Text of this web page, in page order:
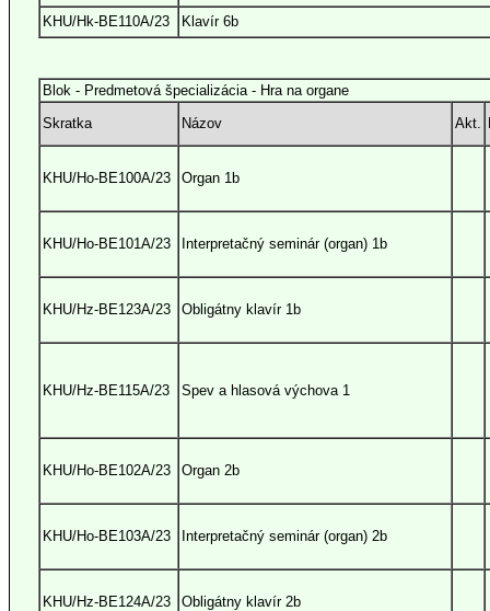
KHU/Hk-BE110A/23
Klavír 6b
Blok - Predmetová špecializácia - Hra na organe
Skratka
Názov Akt.
KHU/Ho-BE100A/23 Organ 1b
KHU/Ho-BE101A/23 Interpretačný seminár (organ) 1b
KHU/Hz-BE123A/23 Obligátny klavír 1b
KHU/Hz-BE115A/23 Spev a hlasová výchova 1
KHU/Ho-BE102A/23 Organ 2b
KHU/Ho-BE103A/23 Interpretačný seminár (organ) 2b
KHU/Hz-BE124A/23 Obligátny klavír 2b